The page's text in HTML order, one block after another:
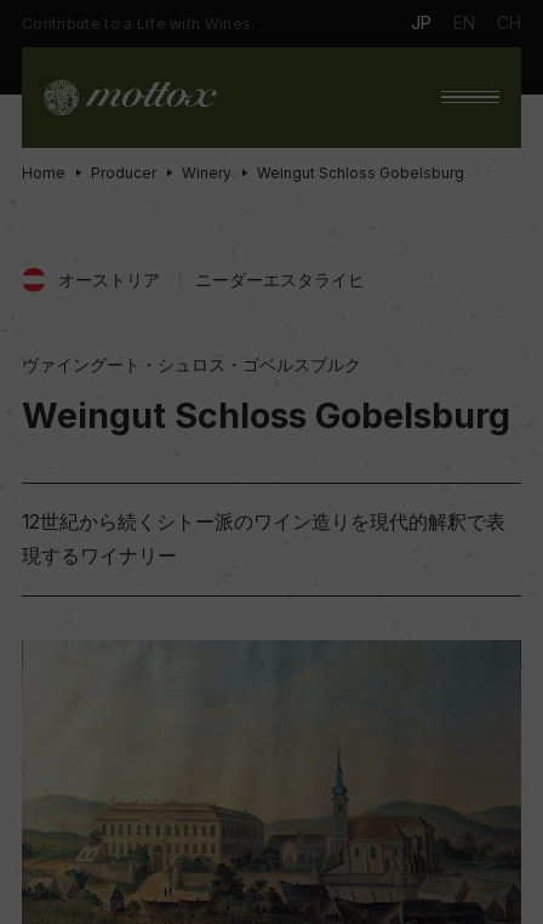
Contribute to a Life with Wines. JP EN CH
Home Producer Winery Weingut Schloss Gobelsburg
オーストリア ニーダーエスタライヒ
ヴァイングート・シュロス・ゴベルスブルク
Weingut Schloss Gobelsburg
12世紀から続くシトー派のワイン造りを現代的解釈で表
現するワイナリー